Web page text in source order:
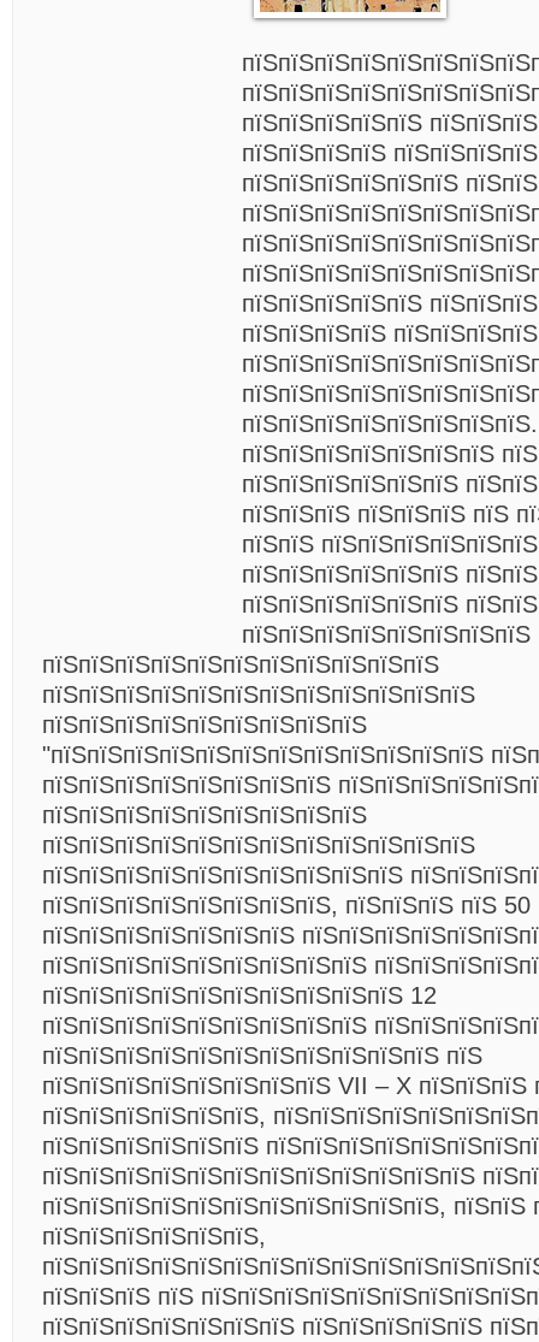
пїЅпїЅпїЅпїЅпїЅ
пїЅпїЅпїЅпїЅ
пїЅпїЅпїЅпїЅпїЅпїЅ
пїЅпїЅпїЅпїЅпїЅ
пїЅпїЅпїЅпїЅ
пїЅпїЅпїЅпїЅпїЅпїЅпїЅпїЅ.
пїЅпїЅпїЅпїЅпїЅпїЅпїЅ
пїЅпїЅпїЅпїЅпїЅпїЅ
пїЅпїЅпїЅ пїЅпїЅпїЅ пїЅ
пїЅпїЅ
пїЅпїЅпїЅпїЅпїЅпїЅ
пїЅпїЅпїЅпїЅпїЅпїЅ
пїЅпїЅпїЅпїЅпїЅпїЅпїЅпїЅ
пїЅпїЅпїЅпїЅпїЅпїЅпїЅпїЅпїЅпїЅпїЅ
пїЅпїЅпїЅпїЅпїЅпїЅпїЅпїЅпїЅпїЅпїЅпїЅ
пїЅпїЅпїЅпїЅпїЅпїЅпїЅпїЅпїЅ
"пїЅпїЅпїЅпїЅпїЅпїЅпїЅпїЅпїЅпїЅпїЅпїЅ
пїЅпїЅпїЅпїЅпїЅпїЅпїЅпїЅ
пїЅпїЅпїЅпїЅпїЅпїЅпїЅпїЅпїЅ
пїЅпїЅпїЅпїЅпїЅпїЅпїЅпїЅпїЅпїЅпїЅпїЅ
пїЅпїЅпїЅпїЅпїЅпїЅпїЅпїЅпїЅпїЅ
пїЅпїЅпїЅпїЅпїЅпїЅпїЅпїЅ, пїЅпїЅпїЅ пїЅ 50
пїЅпїЅпїЅпїЅпїЅпїЅпїЅ
пїЅпїЅпїЅпїЅпїЅпїЅпїЅпїЅпїЅ
пїЅпїЅпїЅпїЅпїЅпїЅпїЅпїЅпїЅпїЅ 12
пїЅпїЅпїЅпїЅпїЅпїЅпїЅпїЅпїЅ
пїЅпїЅпїЅпїЅпїЅпїЅпїЅпїЅпїЅпїЅпїЅ пїЅ
пїЅпїЅпїЅпїЅпїЅпїЅпїЅпїЅ VII – X пїЅпїЅпїЅ
пїЅпїЅпїЅпїЅпїЅпїЅ,
пїЅпїЅпїЅпїЅпїЅпїЅ
пїЅпїЅпїЅпїЅпїЅпїЅпїЅпїЅпїЅпїЅпїЅпїЅ
пїЅпїЅпїЅпїЅпїЅпїЅпїЅпїЅпїЅпїЅпїЅ, пїЅпїЅ
пїЅпїЅпїЅпїЅпїЅпїЅ,
пїЅпїЅпїЅ пїЅ
пїЅпїЅпїЅпїЅпїЅпїЅпїЅ пїЅпїЅпїЅпїЅпїЅ